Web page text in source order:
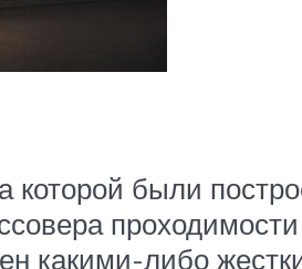
которой были
какими-либо